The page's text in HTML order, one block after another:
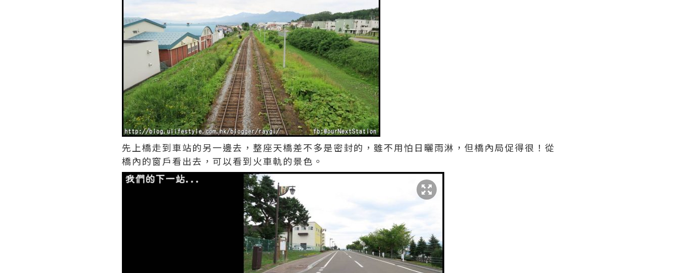
先上橋走到車站的另一邊去，整座天橋差不多是密封的，雖不用怕日曬雨淋，但橋內局促得很！從
橋內的窗戶看出去，可以看到火車軌的景色。